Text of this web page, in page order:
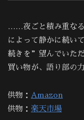
……夜ごと積み重な
によって静かに続い
続きを”望んでいた
買い物が、語り部の
供物： Amazon
供物： 楽天市場